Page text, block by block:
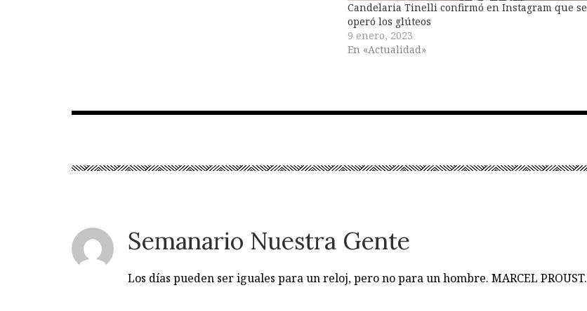
Candelaria Tinelli confirmó en Instagram que se
operó los glúteos
9 enero, 2023
En «Actualidad»
Semanario Nuestra Gente
Los días pueden ser iguales para un reloj, pero no para un hombre. MARCEL PROUST.